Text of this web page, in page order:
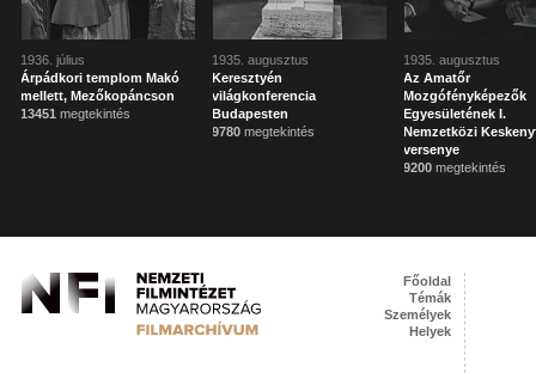
1936. július
Árpádkori templom Makó
mellett, Mezőkopáncson
13451 megtekintés
1935. augusztus
Keresztyén
világkonferencia
Budapesten
9780 megtekintés
1935. augusztus
Az Amatőr
Mozgófényképezők
Egyesületének I.
Nemzetközi
versenye
9200 megtekintés
Főoldal
Témák
Személyek
Helyek